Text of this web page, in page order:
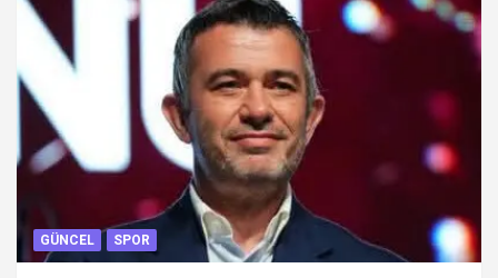
GÜNCEL SPOR